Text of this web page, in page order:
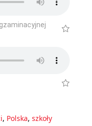
, Polska, szkoły